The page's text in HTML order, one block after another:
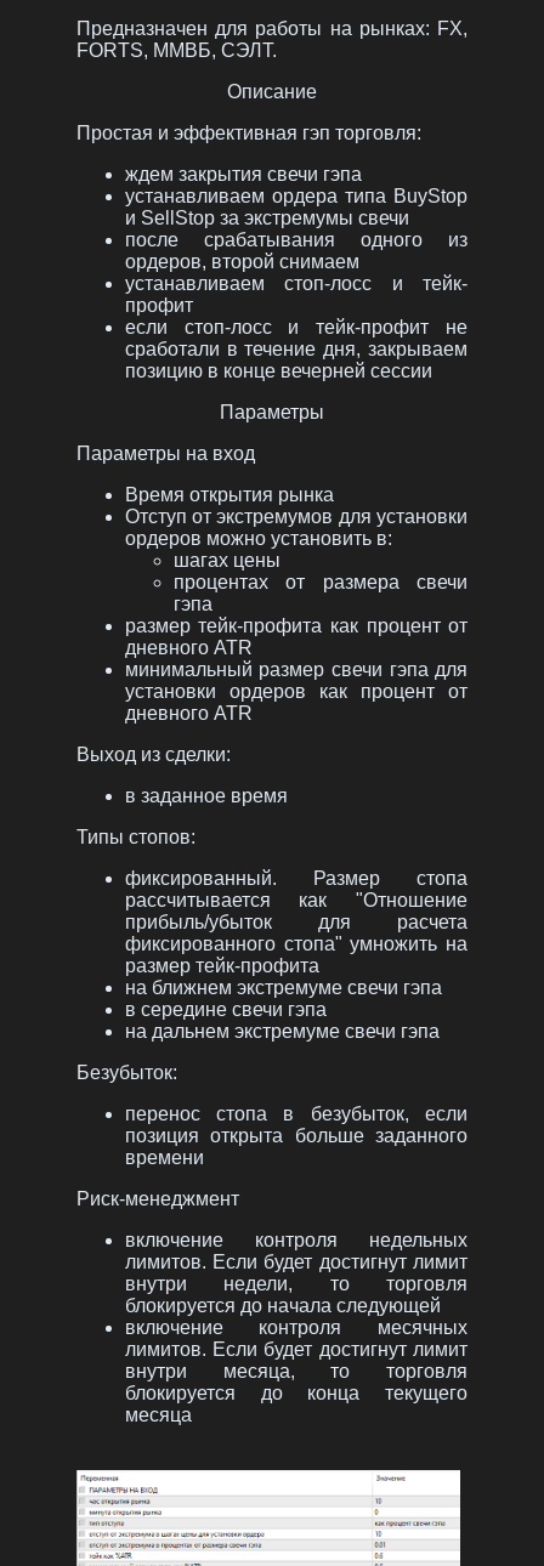
Предназначен для работы на рынках: FX,
FORTS, ММВБ, СЭЛТ.
Описание
Простая и эффективная гэп торговля:
ждем закрытия свечи гэпа
устанавливаем ордера типа BuyStop
и SellStop за экстремумы свечи
после срабатывания одного из
ордеров, второй снимаем
устанавливаем стоп-лосс и тейк-
профит
если стоп-лосс и тейк-профит не
сработали в течение дня, закрываем
позицию в конце вечерней сессии
Параметры
Параметры на вход
Время открытия рынка
Отступ от экстремумов для установки
ордеров можно установить в:
шагах цены
процентах от размера свечи
гэпа
размер тейк-профита как процент от
дневного ATR
минимальный размер свечи гэпа для
установки ордеров как процент от
дневного ATR
Выход из сделки:
в заданное время
Типы стопов:
фиксированный. Размер стопа
рассчитывается как "Отношение
прибыль/убыток для расчета
фиксированного стопа" умножить на
размер тейк-профита
на ближнем экстремуме свечи гэпа
в середине свечи гэпа
на дальнем экстремуме свечи гэпа
Безубыток:
перенос стопа в безубыток, если
позиция открыта больше заданного
времени
Риск-менеджмент
включение контроля недельных
лимитов. Если будет достигнут лимит
внутри недели, то торговля
блокируется до начала следующей
включение контроля месячных
лимитов. Если будет достигнут лимит
внутри месяца, то торговля
блокируется до конца текущего
месяца